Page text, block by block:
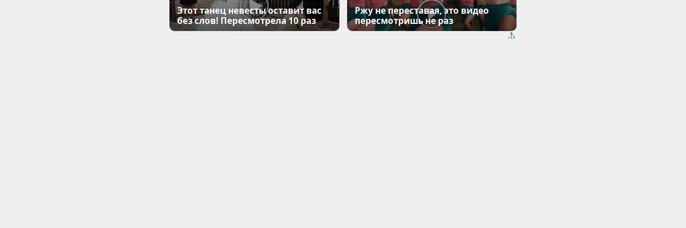
Этот танец невесты оставит вас
без слов! Пересмотрела 10 раз
Ржу не переставая, это видео
пересмотришь не раз